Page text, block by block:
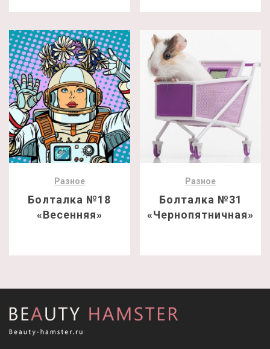
Разное
Болталка №18
«Весенняя»
Разное
Болталка №31
«Чернопятничная»